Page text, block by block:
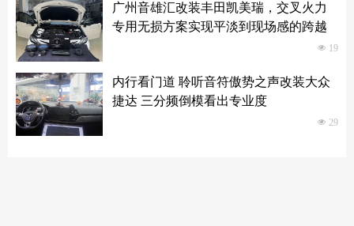
广州音雄汇改装丰田凯美瑞，交叉火力
专用无损方案实现平淡到现场感的跨越
넶 19
内行看门道 聆听音符傲势之声改装大众
捷达 三分频倒模看出专业度
넶 29